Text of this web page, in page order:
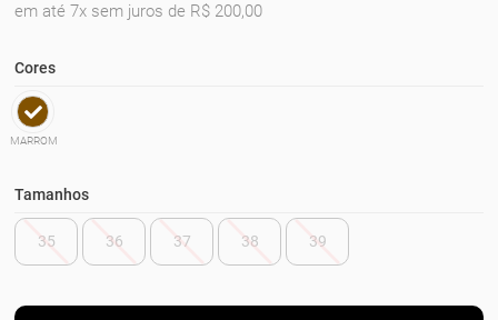
em até 7x sem juros de R$ 200,00
Cores
MARROM
Tamanhos
35 36 37 38 39